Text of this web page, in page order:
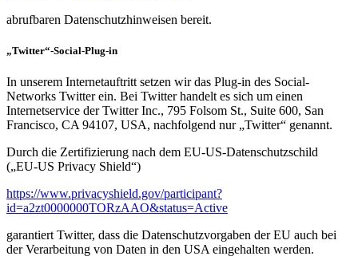
abrufbaren Datenschutzhinweisen bereit.
„Twitter“-Social-Plug-in
In unserem Internetauftritt setzen wir das Plug-in des Social-
Networks Twitter ein. Bei Twitter handelt es sich um einen
Internetservice der Twitter Inc., 795 Folsom St., Suite 600, San
Francisco, CA 94107, USA, nachfolgend nur „Twitter“ genannt.
Durch die Zertifizierung nach dem EU-US-Datenschutzschild
(„EU-US Privacy Shield“)
https://www.privacyshield.gov/participant?
id=a2zt0000000TORzAAO&status=Active
garantiert Twitter, dass die Datenschutzvorgaben der EU auch bei
der Verarbeitung von Daten in den USA eingehalten werden.